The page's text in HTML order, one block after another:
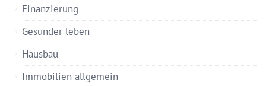
Finanzierung
Gesünder leben
Hausbau
Immobilien allgemein